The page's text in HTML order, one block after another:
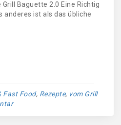
Baguette 2.0 Eine Richtig
anderes ist als das übliche
Fast Food, Rezepte, vom Grill